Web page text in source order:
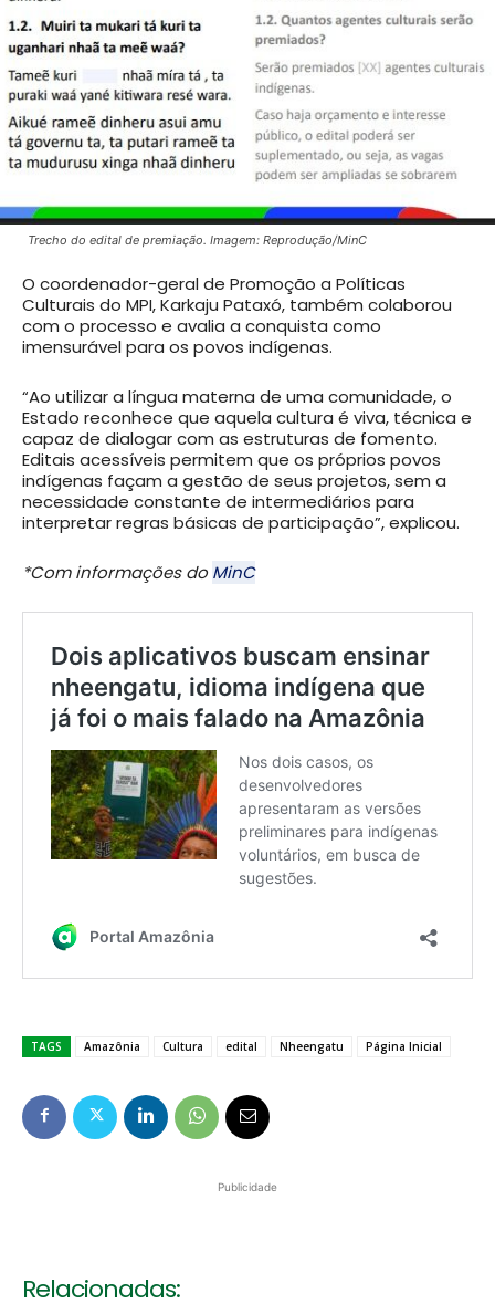
Trecho do edital de premiação. Imagem: Reprodução/MinC
O coordenador-geral de Promoção a Políticas
Culturais do MPI, Karkaju Pataxó, também colaborou
com o processo e avalia a conquista como
imensurável para os povos indígenas.
“Ao utilizar a língua materna de uma comunidade, o
Estado reconhece que aquela cultura é viva, técnica e
capaz de dialogar com as estruturas de fomento.
Editais acessíveis permitem que os próprios povos
indígenas façam a gestão de seus projetos, sem a
necessidade constante de intermediários para
interpretar regras básicas de participação”, explicou.
*Com informações doMinC
TAGS Amazônia Cultura edital Nheengatu Página Inicial
Publicidade
Relacionadas: